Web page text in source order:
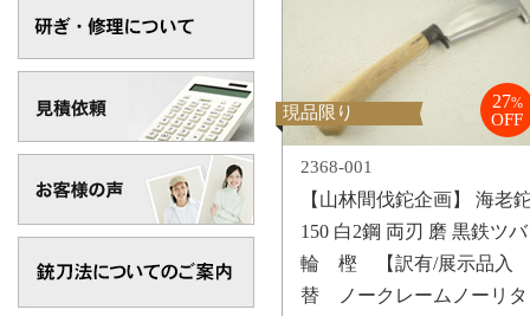
現品限り
27%
OFF
2368-001
【山林間伐鉈企画】 海老
150 白2鋼 両刃 磨 黒鉄ツバ
輪 樫 【訳有/展示品入
替 ノークレームノーリタ